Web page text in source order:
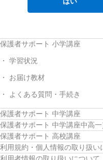
保護者サポート 小学講座
学習状況
お届け教材
よくある質問・手続き
保護者サポート 中学講座
保護者サポート 中学講座中高一
保護者サポート 高校講座
利用規約・個人情報の取り扱い